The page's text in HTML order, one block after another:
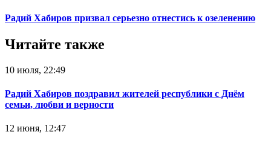
Радий Хабиров призвал серьезно отнестись к озеленению
Читайте также
10 июля, 22:49
Радий Хабиров поздравил жителей республики с Днём
семьи, любви и верности
12 июня, 12:47